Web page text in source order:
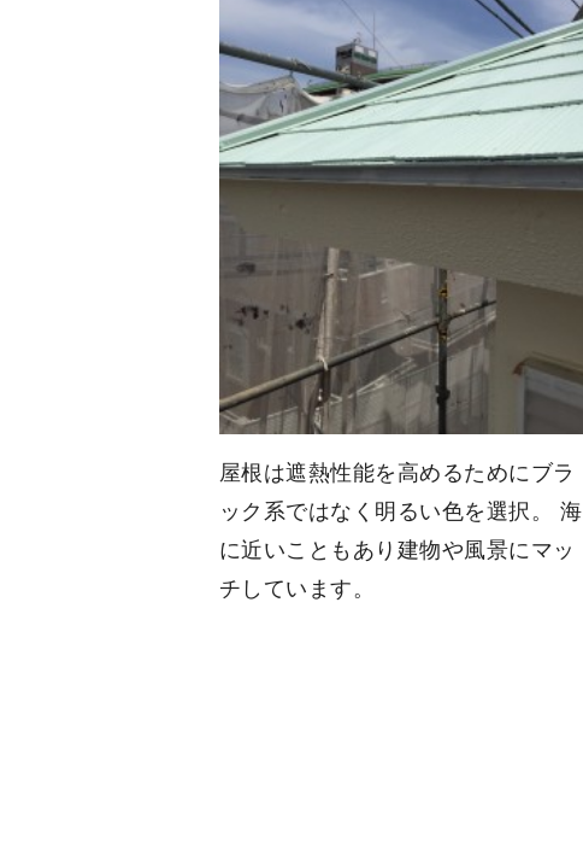
屋根は遮熱性能を高めるためにブラ
ック系ではなく明るい色を選択。 海
に近いこともあり建物や風景にマッ
チしています。